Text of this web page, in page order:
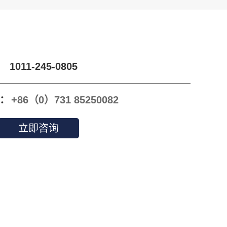
1011-245-0805
+86（0）731 85250082
立即咨询